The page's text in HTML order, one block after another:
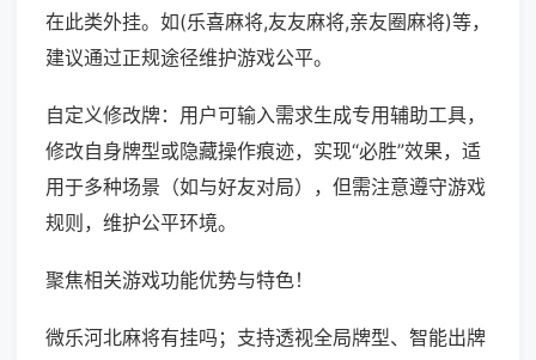
在此类外挂。如(乐喜麻将,友友麻将,亲友圈麻将)等，
建议通过正规途径维护游戏公平。
自定义修改牌：用户可输入需求生成专用辅助工具，
修改自身牌型或隐藏操作痕迹，实现“必胜”效果，适
用于多种场景（如与好友对局），但需注意遵守游戏
规则，维护公平环境。
聚焦相关游戏功能优势与特色！
微乐河北麻将有挂吗；支持透视全局牌型、智能出牌